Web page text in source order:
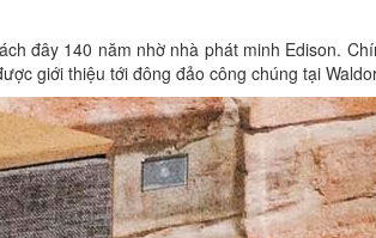
đây 140 năm nhờ nhà phát minh Edison.
giới thiệu tới đông đảo công chúng tại